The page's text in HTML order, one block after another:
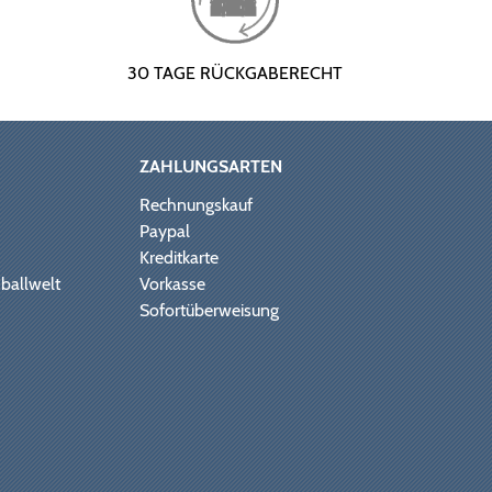
30 TAGE RÜCKGABERECHT
ZAHLUNGSARTEN
Rechnungskauf
Paypal
Kreditkarte
Vorkasse
Sofortüberweisung